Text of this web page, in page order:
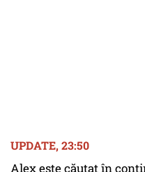
UPDATE, 23:50
Alex este căutat în